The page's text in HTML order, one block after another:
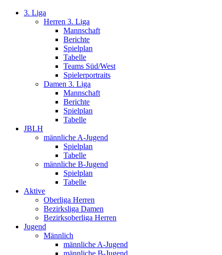
3. Liga
Herren 3. Liga
Mannschaft
Berichte
Spielplan
Tabelle
Teams Süd/West
Spielerportraits
Damen 3. Liga
Mannschaft
Berichte
Spielplan
Tabelle
JBLH
männliche A-Jugend
Spielplan
Tabelle
männliche B-Jugend
Spielplan
Tabelle
Aktive
Oberliga Herren
Bezirksliga Damen
Bezirksoberliga Herren
Jugend
Männlich
männliche A-Jugend
männliche B-Jugend